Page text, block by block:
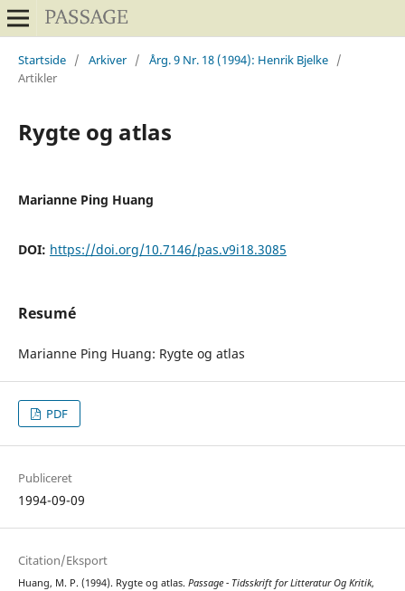
Startside / Arkiver / Årg. 9 Nr. 18 (1994): Henrik Bjelke /
Artikler
Rygte og atlas
Marianne Ping Huang
DOI: https://doi.org/10.7146/pas.v9i18.3085
Resumé
Marianne Ping Huang: Rygte og atlas
PDF
Publiceret
1994-09-09
Citation/Eksport
Huang, M. P. (1994). Rygte og atlas. Passage - Tidsskrift for Litteratur Og Kritik,